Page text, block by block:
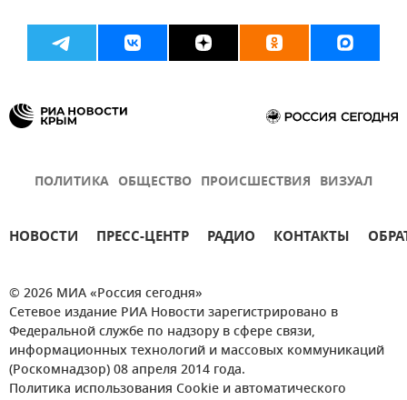
ПОЛИТИКА ОБЩЕСТВО ПРОИСШЕСТВИЯ ВИЗУАЛ
НОВОСТИ ПРЕСС-ЦЕНТР РАДИО КОНТАКТЫ
© 2026 МИА «Россия сегодня»
Сетевое издание РИА Новости зарегистрировано в
Федеральной службе по надзору в сфере связи,
информационных технологий и массовых коммуникаций
(Роскомнадзор) 08 апреля 2014 года.
Политика использования Cookie и автоматического